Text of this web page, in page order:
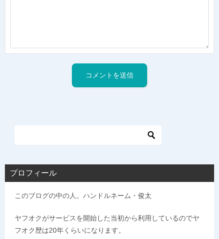
プロフィール
このブログの中の人。ハンドルネーム・俊太
ヤフオクがサービスを開始した当初から利用しているのでヤ
フオク歴は20年くらいになります。